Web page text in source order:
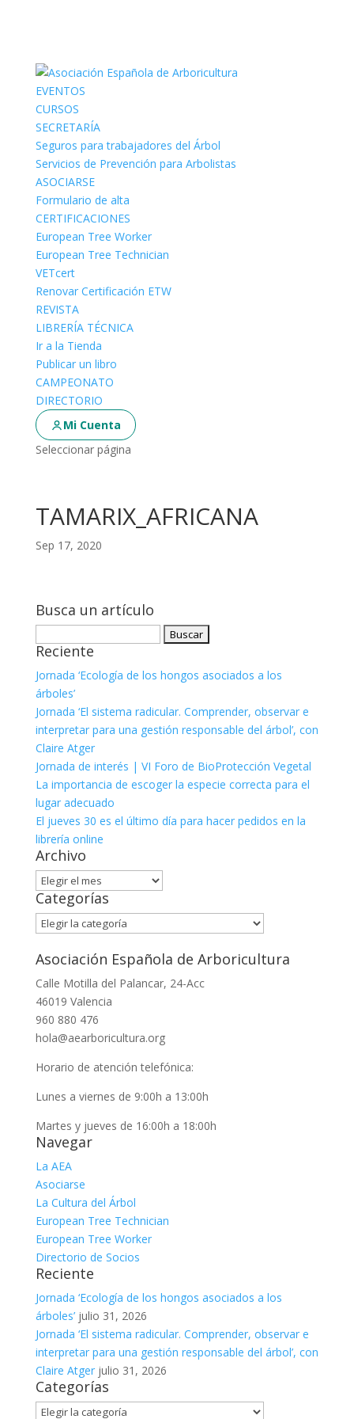
EVENTOS
CURSOS
SECRETARÍA
Seguros para trabajadores del Árbol
Servicios de Prevención para Arbolistas
ASOCIARSE
Formulario de alta
CERTIFICACIONES
European Tree Worker
European Tree Technician
VETcert
Renovar Certificación ETW
REVISTA
LIBRERÍA TÉCNICA
Ir a la Tienda
Publicar un libro
CAMPEONATO
DIRECTORIO
Mi Cuenta
Seleccionar página
TAMARIX_AFRICANA
Sep 17, 2020
Busca un artículo
Reciente
Jornada ‘Ecología de los hongos asociados a los
árboles’
Jornada ‘El sistema radicular. Comprender, observar e
interpretar para una gestión responsable del árbol’, con
Claire Atger
Jornada de interés | VI Foro de BioProtección Vegetal
La importancia de escoger la especie correcta para el
lugar adecuado
El jueves 30 es el último día para hacer pedidos en la
librería online
Archivo
Archivo
Categorías
Categorías
Asociación Española de Arboricultura
Calle Motilla del Palancar, 24-Acc
46019 Valencia
960 880 476
hola@aearboricultura.org
Horario de atención telefónica:
Lunes a viernes de 9:00h a 13:00h
Martes y jueves de 16:00h a 18:00h
Navegar
La AEA
Asociarse
La Cultura del Árbol
European Tree Technician
European Tree Worker
Directorio de Socios
Reciente
Jornada ‘Ecología de los hongos asociados a los
árboles’ julio 31, 2026
Jornada ‘El sistema radicular. Comprender, observar e
interpretar para una gestión responsable del árbol’, con
Claire Atger julio 31, 2026
Categorías
Categorías